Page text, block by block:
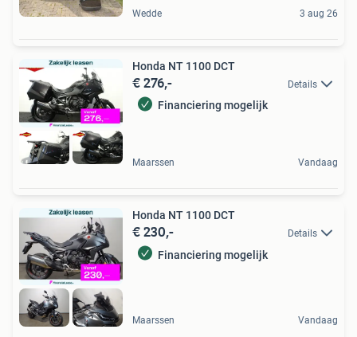
Wedde 3 aug 26
Honda NT 1100 DCT
€ 276,- Details
Financiering mogelijk
Maarssen Vandaag
Honda NT 1100 DCT
€ 230,- Details
Financiering mogelijk
Maarssen Vandaag